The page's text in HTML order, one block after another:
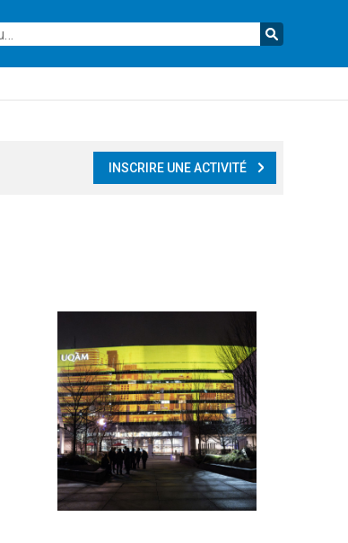
INSCRIRE UNE ACTIVITÉ